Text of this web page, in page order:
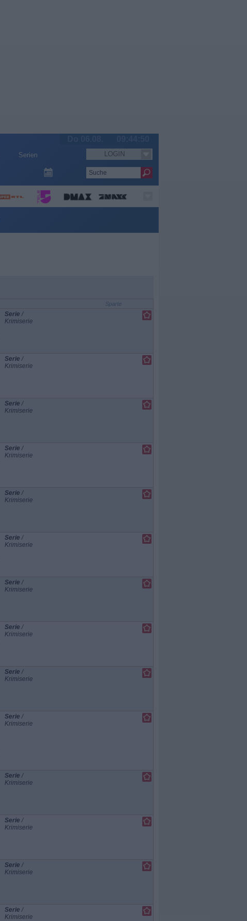
Serien LOGIN
Sparte
Serie /
Krimiserie
Serie /
Krimiserie
Serie /
Krimiserie
Serie /
Krimiserie
Serie /
Krimiserie
Serie /
Krimiserie
Serie /
Krimiserie
Serie /
Krimiserie
Serie /
Krimiserie
Serie /
Krimiserie
Serie /
Krimiserie
Serie /
Krimiserie
Serie /
Krimiserie
Serie /
Krimiserie